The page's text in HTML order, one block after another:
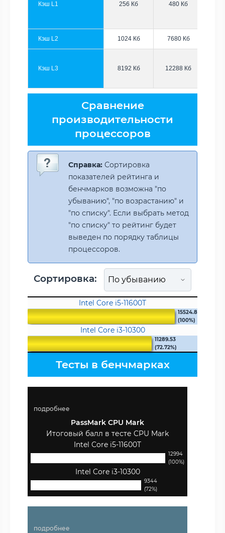
Кэш L1 256 Кб 480 Кб
Кэш L2 1024 Кб 7680 Кб
Кэш L3 8192 Кб 12288 Кб
Сравнение
производительности
процессоров
Справка: Сортировка
показателей рейтинга и
бенчмарков возможна "по
убыванию", "по возрастанию" и
"по списку". Если выбрать метод
"по списку" то рейтинг будет
выведен по порядку таблицы
процессоров.
Сортировка:
Intel Core i5-11600T
15524.8
(100%)
Intel Core i3-10300
11289.53
(72.72%)
Тесты в бенчмарках
подробнее
PassMark CPU Mark
Итоговый балл в тесте CPU Mark
Intel Core i5-11600T
12994
(100%)
Intel Core i3-10300
9344
(72%)
подробнее